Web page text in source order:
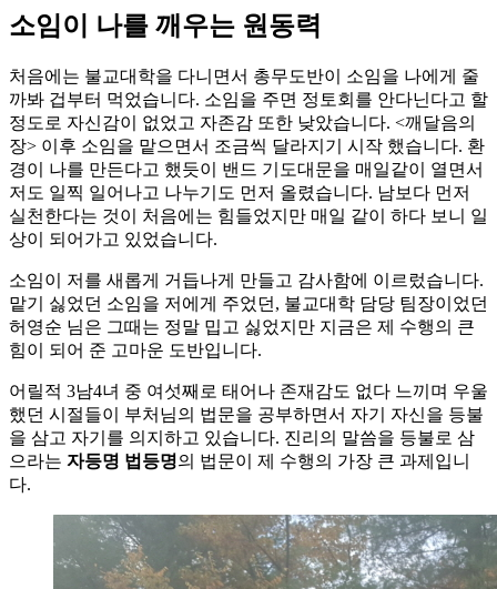
소임이 나를 깨우는 원동력
처음에는 불교대학을 다니면서 총무도반이 소임을 나에게 줄
까봐 겁부터 먹었습니다. 소임을 주면 정토회를 안다닌다고 할
정도로 자신감이 없었고 자존감 또한 낮았습니다. <깨달음의
장> 이후 소임을 맡으면서 조금씩 달라지기 시작 했습니다. 환
경이 나를 만든다고 했듯이 밴드 기도대문을 매일같이 열면서
저도 일찍 일어나고 나누기도 먼저 올렸습니다. 남보다 먼저
실천한다는 것이 처음에는 힘들었지만 매일 같이 하다 보니 일
상이 되어가고 있었습니다.
소임이 저를 새롭게 거듭나게 만들고 감사함에 이르렀습니다.
맡기 싫었던 소임을 저에게 주었던, 불교대학 담당 팀장이었던
허영순 님은 그때는 정말 밉고 싫었지만 지금은 제 수행의 큰
힘이 되어 준 고마운 도반입니다.
어릴적 3남4녀 중 여섯째로 태어나 존재감도 없다 느끼며 우울
했던 시절들이 부처님의 법문을 공부하면서 자기 자신을 등불
을 삼고 자기를 의지하고 있습니다. 진리의 말씀을 등불로 삼
으라는 자등명 법등명의 법문이 제 수행의 가장 큰 과제입니
다.